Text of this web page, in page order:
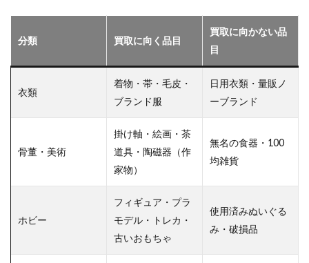
分類 買取に向く品目
買取に向かない品
目
衣類
着物・帯・毛皮・
ブランド服
日用衣類・量販ノ
ーブランド
骨董・美術
掛け軸・絵画・茶
道具・陶磁器（作
家物）
無名の食器・100
均雑貨
ホビー
フィギュア・プラ
モデル・トレカ・
古いおもちゃ
使用済みぬいぐる
み・破損品